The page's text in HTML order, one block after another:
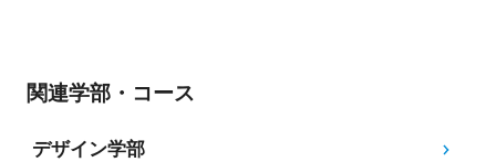
関連学部・コース
デザイン学部